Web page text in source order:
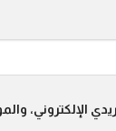
الإلكتروني،